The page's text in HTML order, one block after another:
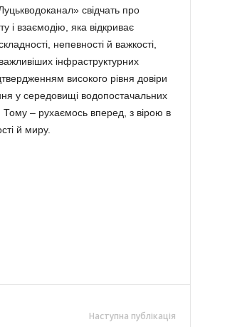
свідчать про
і взаємодію, яка відкриває
непевності й важкості,
інфраструктурних
високого рівня довіри
у середовищі водопостачальних
Тому – рухаємось вперед, з вірою в
й миру.
Наступна публікація